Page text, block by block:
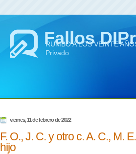
Fallos DIPr
RUMBO A LOS VEINTE
Privado
viernes, 11 de febrero de 2022
F. O., J. C. y otro c. A. C., M.
hijo